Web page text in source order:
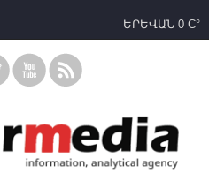
ԵՐԵՎԱՆ 0 C°